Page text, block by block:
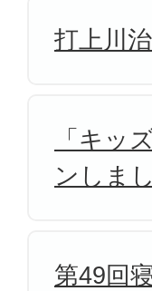
打上川
「キッ
ンしま
第49回